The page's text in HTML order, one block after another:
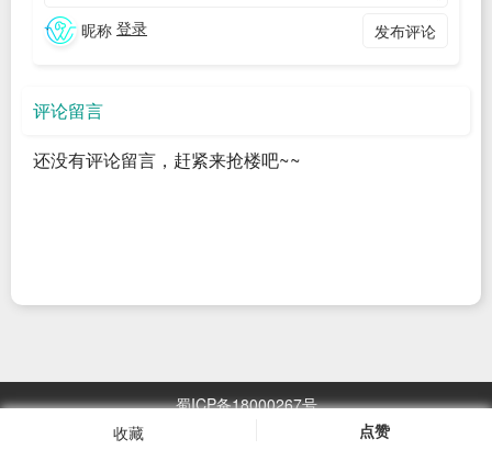
收藏 点赞
Collection, GC）
过程来实现。GC会清理那些不再被任何镜
flowchart TD A[Harbor 磁盘空间不足] --> B{选择清理方式} B -
- 官方推荐
180天镜像] C3[设置定时执行或手动运行] end subgraph D [方
选创建时间早于半年的标签] D3[调用 API 删除旧标签] end C --
> E D --> E[执行垃圾回收 GC] subgraph E [关键步骤：垃圾回
昵称 登录 发布评论
评论留言
还没有评论留言，赶紧来抢楼吧~~
蜀ICP备18000267号
万次